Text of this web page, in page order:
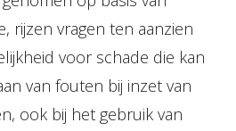
rijzen vragen ten aanzien
voor schade die kan
van fouten bij inzet van
ook bij het gebruik van